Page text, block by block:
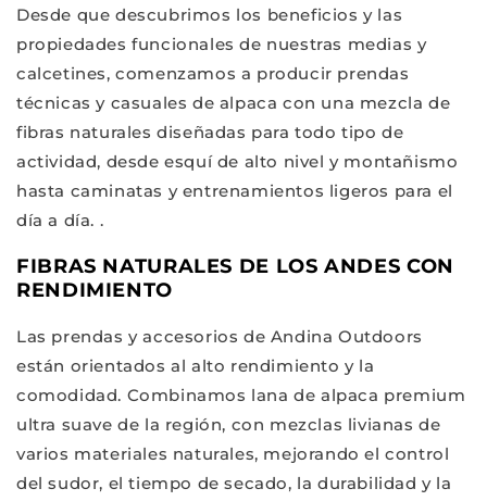
Desde que descubrimos los beneficios y las
propiedades funcionales de nuestras medias y
calcetines, comenzamos a producir prendas
técnicas y casuales de alpaca con una mezcla de
fibras naturales diseñadas para todo tipo de
actividad, desde esquí de alto nivel y montañismo
hasta caminatas y entrenamientos ligeros para el
día a día. .
FIBRAS NATURALES DE LOS ANDES CON
RENDIMIENTO
Las prendas y accesorios de Andina Outdoors
están orientados al alto rendimiento y la
comodidad. Combinamos lana de alpaca premium
ultra suave de la región, con mezclas livianas de
varios materiales naturales, mejorando el control
del sudor, el tiempo de secado, la durabilidad y la